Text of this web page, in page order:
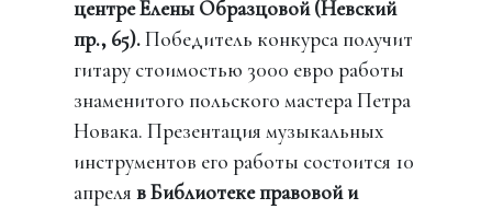
центре Елены Образцовой (Невский
пр., 65).Победитель конкурса получит
гитару стоимостью 3000 евро работы
знаменитого польского мастера Петра
Новака. Презентация музыкальных
инструментов его работы состоится 10
апреляв Библиотеке правовой и